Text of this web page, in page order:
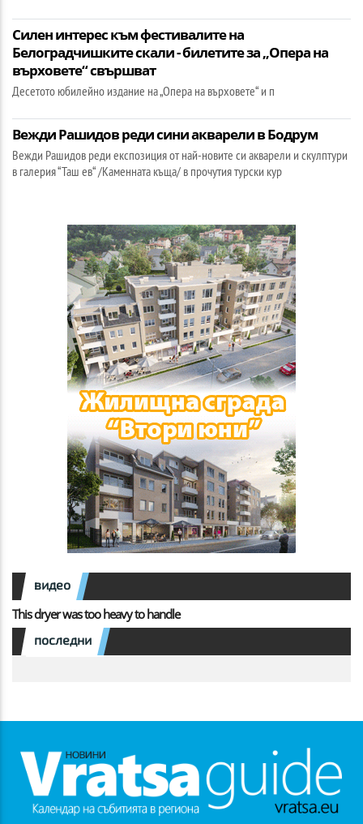
Силен интерес към фестивалите на
Белоградчишките скали - билетите за „Опера на
върховете“ свършват
Десетото юбилейно издание на „Опера на върховете“ и п
Вежди Рашидов реди сини акварели в Бодрум
Вежди Рашидов реди експозиция от най-новите си акварели и скулптури
в галерия “Таш ев“ /Каменната къща/ в прочутия турски кур
видео
This dryer was too heavy to handle
последни